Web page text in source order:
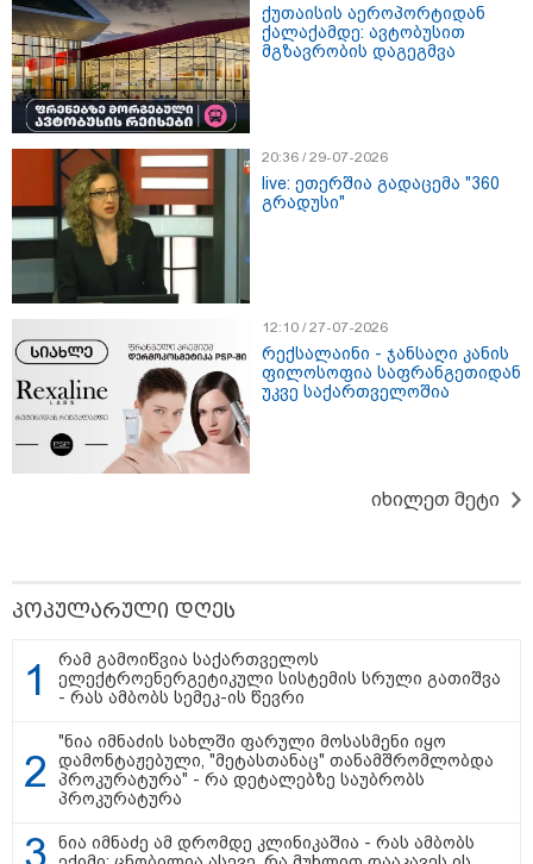
უკეთესი ცხოვრებისათვის" FIFA-ს 2026 წლის
მსოფლიო ჩემპიონატზე™
15:49 / 06-08-2026
შეიძინე ალდაგის სამოგზაურო დაზღვევა და
მიიღე გაორმაგებული ინტერნეტი
Faceამბები
15:42 / 07-08-2026
ქუთაისის აეროპორტიდან
ქალაქამდე: ავტობუსით
მგზავრობის დაგეგმვა
20:36 / 29-07-2026
live: ეთერშია გადაცემა "360
გრადუსი"
12:10 / 27-07-2026
რექსალაინი - ჯანსაღი კანის
ფილოსოფია საფრანგეთიდან
უკვე საქართველოშია
იხილეთ მეტი
პოპულარული დღეს
რამ გამოიწვია საქართველოს
ელექტროენერგეტიკული სისტემის სრული გათიშვა
- რას ამბობს სემეკ-ის წევრი
"ნია იმნაძის სახლში ფარული მოსასმენი იყო
დამონტაჟებული, "მეტასთანაც" თანამშრომლობდა
პროკურატურა" - რა დეტალებზე საუბრობს
პროკურატურა
ნია იმნაძე ამ დრომდე კლინიკაშია - რას ამბობს